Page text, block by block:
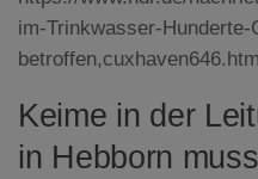
im-Trinkwasser-Hunderte-
Keime in der
in Hebborn